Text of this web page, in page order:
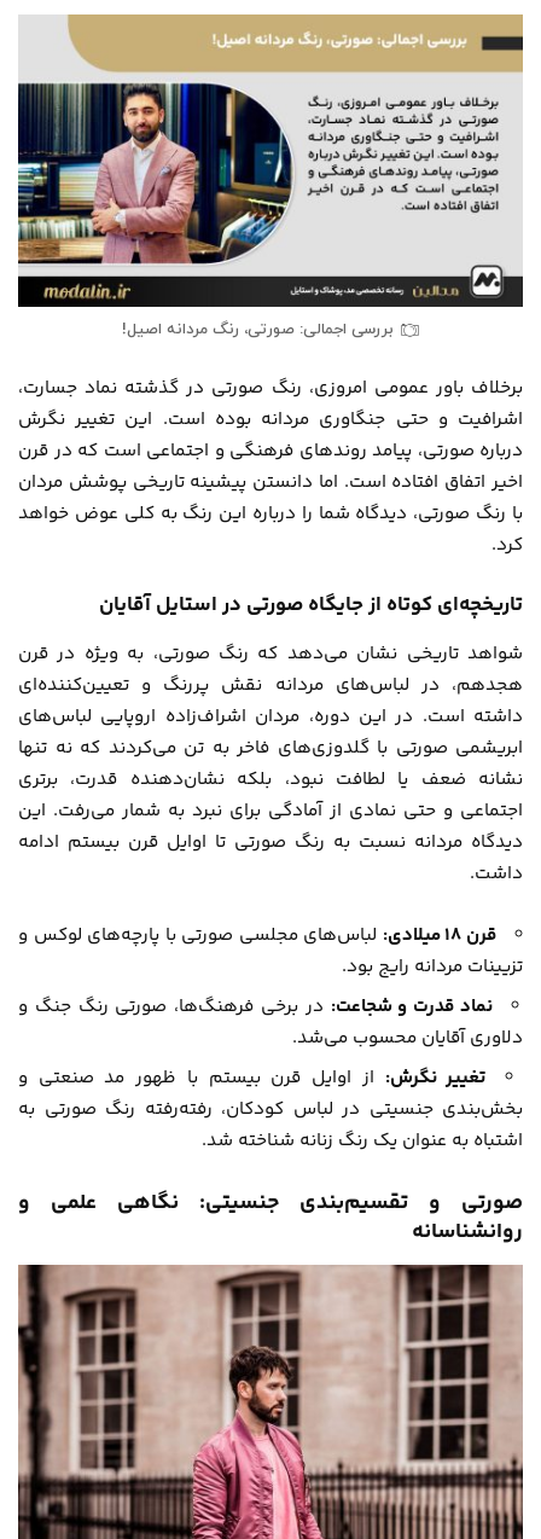
بررسی اجمالی: صورتی، رنگ مردانه اصیل!
برخلاف باور عمومی امروزی، رنگ صورتی در گذشته نماد جسارت،
اشرافیت و حتی جنگاوری مردانه بوده است. این تغییر نگرش
درباره صورتی، پیامد روندهای فرهنگی و اجتماعی است که در قرن
اخیر اتفاق افتاده است. اما دانستن پیشینه تاریخی پوشش مردان
با رنگ صورتی، دیدگاه شما را درباره این رنگ به کلی عوض خواهد
کرد.
تاریخچه‌ای کوتاه از جایگاه صورتی در استایل آقایان
شواهد تاریخی نشان می‌دهد که رنگ صورتی، به ویژه در قرن
هجدهم، در لباس‌های مردانه نقش پررنگ و تعیین‌کننده‌ای
داشته است. در این دوره، مردان اشراف‌زاده اروپایی لباس‌های
ابریشمی صورتی با گلدوزی‌های فاخر به تن می‌کردند که نه تنها
نشانه ضعف یا لطافت نبود، بلکه نشان‌دهنده قدرت، برتری
اجتماعی و حتی نمادی از آمادگی برای نبرد به شمار می‌رفت. این
دیدگاه مردانه نسبت به رنگ صورتی تا اوایل قرن بیستم ادامه
داشت.
قرن 18 میلادی:
لباس‌های مجلسی صورتی با پارچه‌های لوکس و
تزیینات مردانه رایج بود.
نماد قدرت و شجاعت: در برخی فرهنگ‌ها، صورتی رنگ جنگ و
دلاوری آقایان محسوب می‌شد.
تغییر نگرش: از اوایل قرن بیستم با ظهور مد صنعتی و
بخش‌بندی جنسیتی در لباس کودکان، رفته‌رفته رنگ صورتی به
اشتباه به عنوان یک رنگ زنانه شناخته شد.
صورتی و تقسیم‌بندی جنسیتی: نگاهی علمی و
روانشناسانه